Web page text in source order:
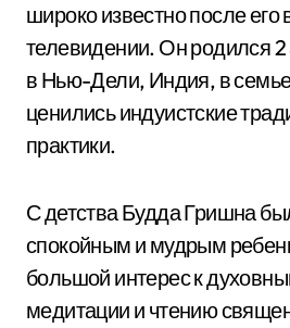
широко известно после его
телевидении. Он родился 2
в Нью-Дели, Индия, в
ценились индуистские
практики.
С детства Будда Гришна
спокойным и мудрым
большой интерес к
медитации и чтению